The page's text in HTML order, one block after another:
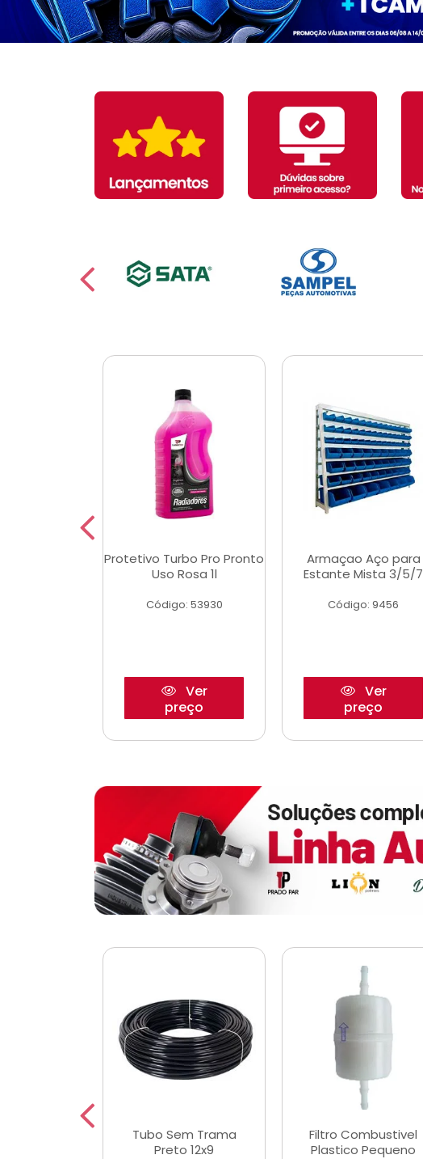
Protetivo Turbo Pro Pronto
Uso Rosa 1l
Código: 53930
Ver
preço
Armaçao Aço para
Estante Mista 3/5/7
Código: 9456
Ver
preço
Tubo Sem Trama
Preto 12x9
Filtro Combustivel
Plastico Pequeno